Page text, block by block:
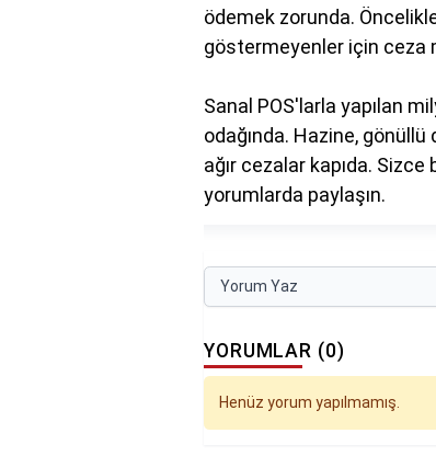
ödemek zorunda.
göstermeyenler için ceza
Sanal POS'larla yapılan
odağında. Hazine,
ağır cezalar kapıda. Sizce
yorumlarda paylaşın.
Yorum Yaz
YORUMLAR (0)
Henüz yorum yapılmamış.